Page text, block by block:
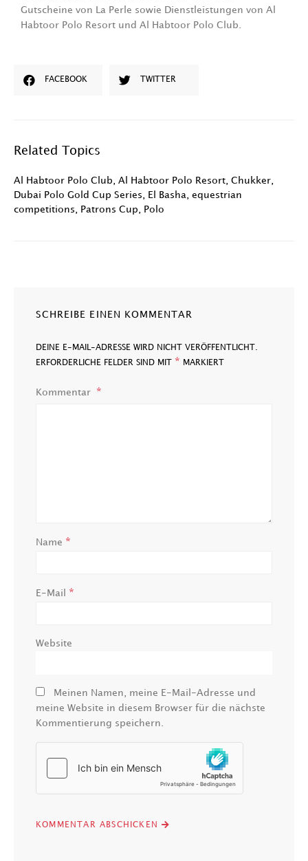
Gutscheine von La Perle sowie Dienstleistungen von Al
Habtoor Polo Resort und Al Habtoor Polo Club.
FACEBOOK TWITTER
Related Topics
Al Habtoor Polo Club Al Habtoor Polo Resort Chukker
Dubai Polo Gold Cup Series
El Basha
equestrian
competitions
Patrons Cup Polo
SCHREIBE EINEN KOMMENTAR
DEINE E-MAIL-ADRESSE WIRD NICHT VERÖFFENTLICHT.
ERFORDERLICHE FELDER SIND MIT * MARKIERT
Kommentar
Name *
E-Mail *
Website
Meinen Namen, meine E-Mail-Adresse und
meine Website in diesem Browser für die nächste
Kommentierung speichern.